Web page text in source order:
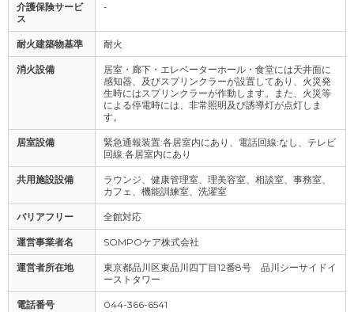
介護保険サービ
ス
-
耐火建築物基準 耐火
消火設備
居室・廊下・エレベーターホール・食堂には天井面に
感知器、及びスプリンクラーが設置してあり、火災発
生時にはスプリンクラーが作動します。また、火災等
による停電時には、非常照明及び誘導灯が点灯しま
す。
居室設備
緊急通報装置:各居室内にあり、電話回線:なし、テレビ
回線:各居室内にあり
共用施設設備
ラウンジ、健康管理室、理美容室、相談室、事務室、
カフェ、機能訓練室、洗濯室
バリアフリー 全館対応
運営事業者名 SOMPOケア株式会社
運営者所在地
東京都品川区東品川四丁目12番8号 品川シーサイドイ
ーストタワー
電話番号 044-366-6541